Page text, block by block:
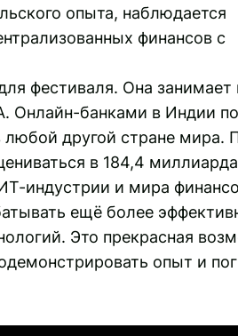
опыта, наблюдается
финансов с
фестиваля. Она занимает
Онлайн-банками в Индии
другой стране мира.
в 184,4
индустрии и мира
ещё более
Это прекрасная
опыт и